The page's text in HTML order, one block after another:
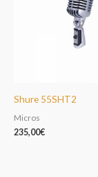
Shure 55SHT2
Micros
235,00€